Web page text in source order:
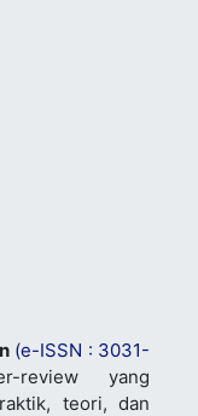
(e-ISSN : 3031-
review yang
teori, dan